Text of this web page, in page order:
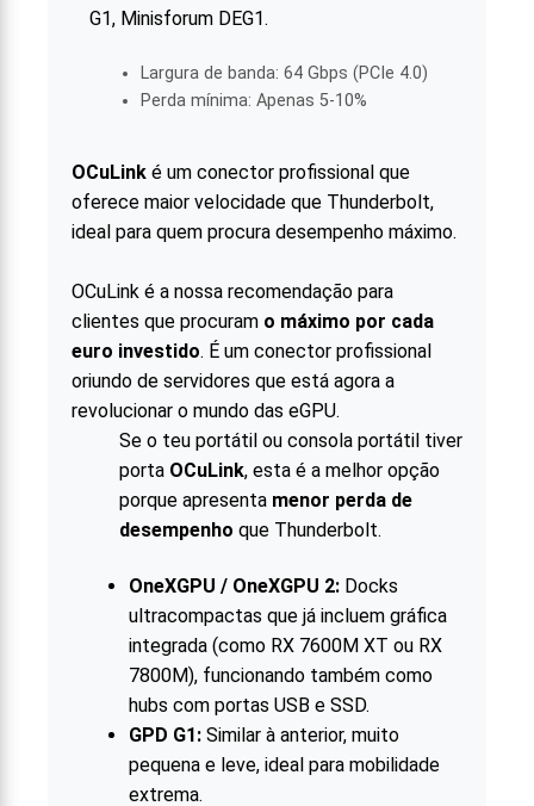
G1, Minisforum DEG1.
Largura de banda: 64 Gbps (PCIe 4.0)
Perda mínima: Apenas 5-10%
OCuLink é um conector profissional que
oferece maior velocidade que Thunderbolt,
ideal para quem procura desempenho máximo.
OCuLink é a nossa recomendação para
clientes que procuram o máximo por cada
euro investido. É um conector profissional
oriundo de servidores que está agora a
revolucionar o mundo das eGPU.
Se o teu portátil ou consola portátil tiver
porta OCuLink, esta é a melhor opção
porque apresenta menor perda de
desempenho que Thunderbolt.
OneXGPU / OneXGPU 2: Docks
ultracompactas que já incluem gráfica
integrada (como RX 7600M XT ou RX
7800M), funcionando também como
hubs com portas USB e SSD.
GPD G1: Similar à anterior, muito
pequena e leve, ideal para mobilidade
extrema.